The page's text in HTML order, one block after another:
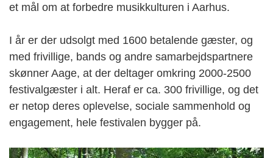
et mål om at forbedre musikkulturen i Aarhus.
I år er der udsolgt med 1600 betalende gæster, og
med frivillige, bands og andre samarbejdspartnere
skønner Aage, at der deltager omkring 2000-2500
festivalgæster i alt. Heraf er ca. 300 frivillige, og det
er netop deres oplevelse, sociale sammenhold og
engagement, hele festivalen bygger på.